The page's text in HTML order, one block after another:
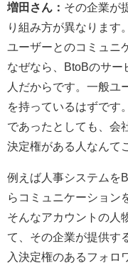
増田さん： その企業が
り組み方が異なります
ユーザーとのコミュニ
なぜなら、BtoBのサー
人だからです。一般ユ
を持っているはずです
であったとしても、会
決定権がある人なんて
例えば人事システムを
らコミュニケーション
そんなアカウントの人
て、その企業が提供す
入決定権のあるフォロ